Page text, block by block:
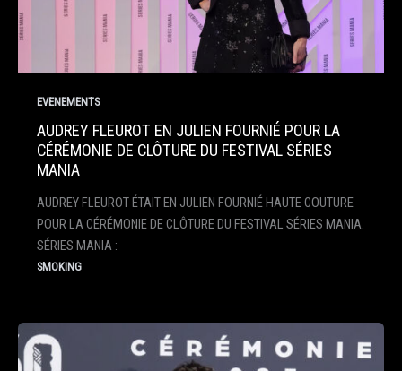
EVENEMENTS
AUDREY FLEUROT EN JULIEN FOURNIÉ POUR LA
CÉRÉMONIE DE CLÔTURE DU FESTIVAL SÉRIES
MANIA
AUDREY FLEUROT ÉTAIT EN JULIEN FOURNIÉ HAUTE COUTURE
POUR LA CÉRÉMONIE DE CLÔTURE DU FESTIVAL SÉRIES MANIA.
SÉRIES MANIA :
SMOKING